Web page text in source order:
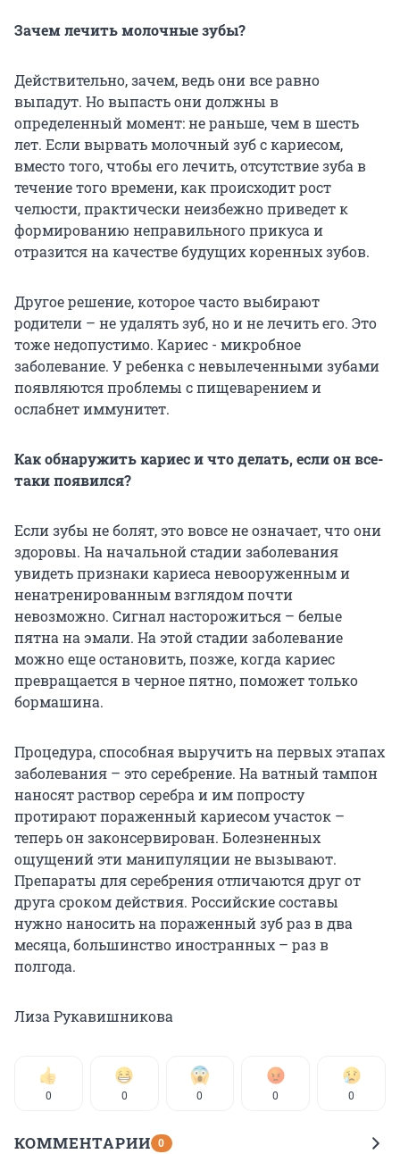
Зачем лечить молочные зубы?
Действительно, зачем, ведь они все равно
выпадут. Но выпасть они должны в
определенный момент: не раньше, чем в шесть
лет. Если вырвать молочный зуб с кариесом,
вместо того, чтобы его лечить, отсутствие зуба в
течение того времени, как происходит рост
челюсти, практически неизбежно приведет к
формированию неправильного прикуса и
отразится на качестве будущих коренных зубов.
Другое решение, которое часто выбирают
родители – не удалять зуб, но и не лечить его. Это
тоже недопустимо. Кариес - микробное
заболевание. У ребенка с невылеченными зубами
появляются проблемы с пищеварением и
ослабнет иммунитет.
Как обнаружить кариес и что делать, если он все-
таки появился?
Если зубы не болят, это вовсе не означает, что они
здоровы. На начальной стадии заболевания
увидеть признаки кариеса невооруженным и
ненатренированным взглядом почти
невозможно. Сигнал насторожиться – белые
пятна на эмали. На этой стадии заболевание
можно еще остановить, позже, когда кариес
превращается в черное пятно, поможет только
бормашина.
Процедура, способная выручить на первых этапах
заболевания – это серебрение. На ватный тампон
наносят раствор серебра и им попросту
протирают пораженный кариесом участок –
теперь он законсервирован. Болезненных
ощущений эти манипуляции не вызывают.
Препараты для серебрения отличаются друг от
друга сроком действия. Российские составы
нужно наносить на пораженный зуб раз в два
месяца, большинство иностранных – раз в
полгода.
Лиза Рукавишникова
0 0 0 0 0
КОММЕНТАРИИ 0